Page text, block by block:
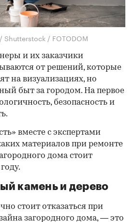
/ FOTODOM
и их заказчики
от решений, которые
на визуализациях, но
быт за городом. На первое
безопасность и
вместе с экспертами
материалов при ремонте
дома стоит
камень и дерево
стоит отказаться при
загородного дома, — это